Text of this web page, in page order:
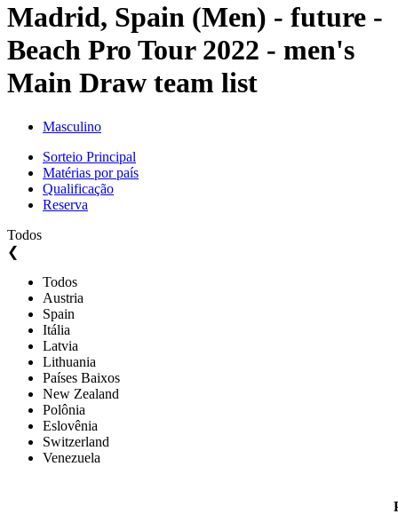
Madrid, Spain (Men) - future -
Beach Pro Tour 2022 - men's
Main Draw team list
Masculino
Sorteio Principal
Matérias por país
Qualificação
Reserva
Todos
❮
Todos
Austria
Spain
Itália
Latvia
Lithuania
Países Baixos
New Zealand
Polônia
Eslovênia
Switzerland
Venezuela